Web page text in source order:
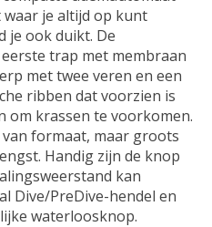
je altijd op kunt
je ook duikt. De
trap met membraan
met twee veren en een
ribben dat voorzien is
krassen te voorkomen.
van formaat, maar groots
Handig zijn de knop
kan
Dive/PreDive-hendel en
waterloosknop.